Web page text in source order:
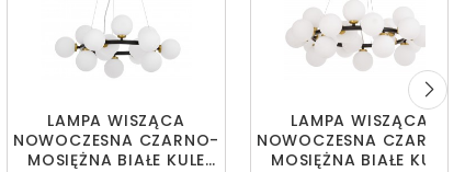
LAMPA WISZĄCA
NOWOCZESNA CZARNO-
MOSIĘŻNA BIAŁE KULE
LAMPA WISZĄCA
NOWOCZESNA CZARNO-
MOSIĘŻNA BIAŁE KULE